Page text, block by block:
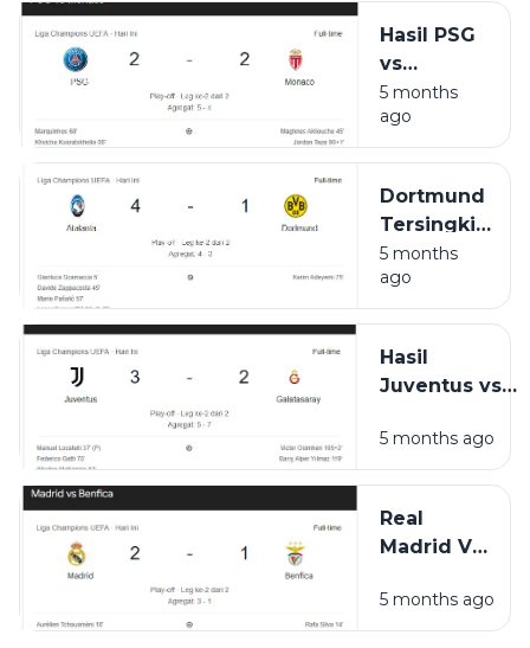
Carrick
Belum
Ubah Lini
Depan
Manchester
United
Hasil PSG
vs
Monaco:
Imbang 2-
2, Agregat
PSG ke
Fase
Gugur
5 months
ago
Dortmund
Tersingkir!
Atalanta
Menang 4-
1 di Leg
Play-off
5 months
ago
Hasil
Juventus vs
Menang 3-0,
Agregat 5-5
Bawa Laga ke
Perpanjangan
Waktu
5 months ago
Real
Madrid Vs
1: Vinicius
Jadi
5 months ago